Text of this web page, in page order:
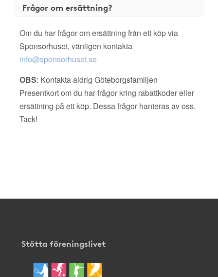
Frågor om ersättning?
Om du har frågor om ersättning från ett köp via
Sponsorhuset, vänligen kontakta
info@sponsorhuset.se
OBS: Kontakta aldrig Göteborgsfamiljen
Presentkort om du har frågor kring rabattkoder eller
ersättning på ett köp. Dessa frågor hanteras av oss.
Tack!
Stötta föreningslivet